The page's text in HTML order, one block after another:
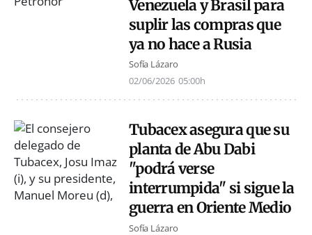
Venezuela y Brasil para
suplir las compras que
ya no hace a Rusia
Sofía Lázaro
02/06/2026 05:00h
Tubacex asegura que su
planta de Abu Dabi
"podrá verse
interrumpida" si sigue la
guerra en Oriente Medio
Sofía Lázaro